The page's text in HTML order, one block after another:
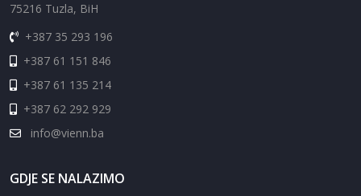
75216 Tuzla, BiH
+387 35 293 196
+387 61 151 846
+387 61 135 214
+387 62 292 929
info@vienn.ba
GDJE SE NALAZIMO